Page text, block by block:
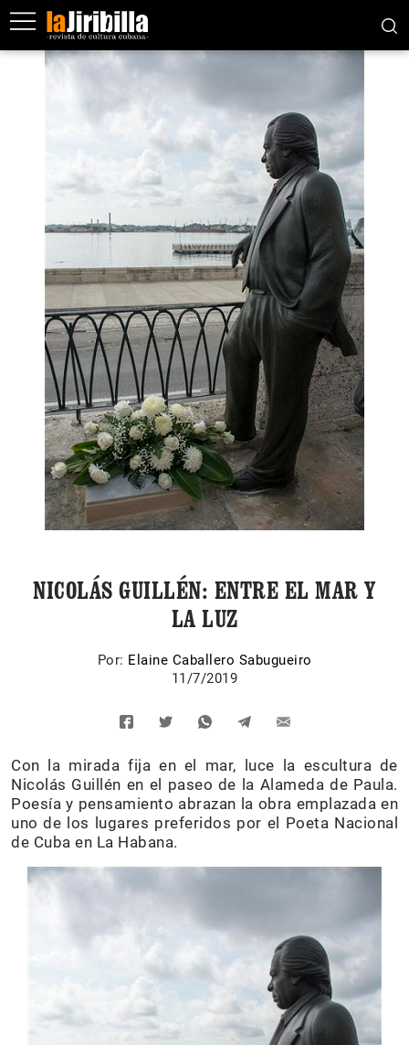
NICOLÁS GUILLÉN: ENTRE EL MAR Y
LA LUZ
Por: Elaine Caballero Sabugueiro
11/7/2019
Con la mirada fija en el mar, luce la escultura de
Nicolás Guillén en el paseo de la Alameda de Paula.
Poesía y pensamiento abrazan la obra emplazada en
uno de los lugares preferidos por el Poeta Nacional
de Cuba en La Habana.